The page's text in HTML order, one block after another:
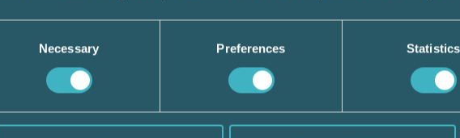
Necessary Preferences Statistics
ett nytt efter pensionen?
av att jag inte riktigt var färdig med det jag ville
som fick mig att inse att jag inte ville sluta jobba. Det
här jobbet! Nu har jag till exempel två kunder på
intressanta utmaningar.